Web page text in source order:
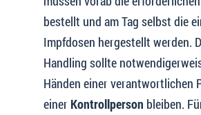
bestellt und am Tag selbst die
Impfdosen hergestellt werden.
Handling sollte
Händen einer verantwortlichen
einer Kontrollperson bleiben.